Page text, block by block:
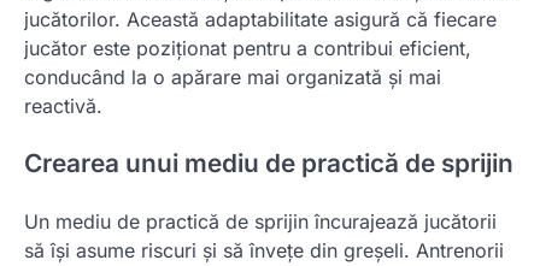
jucătorilor. Această adaptabilitate asigură că fiecare
jucător este poziționat pentru a contribui eficient,
conducând la o apărare mai organizată și mai
reactivă.
Crearea unui mediu de practică de sprijin
Un mediu de practică de sprijin încurajează jucătorii
să își asume riscuri și să învețe din greșeli. Antrenorii